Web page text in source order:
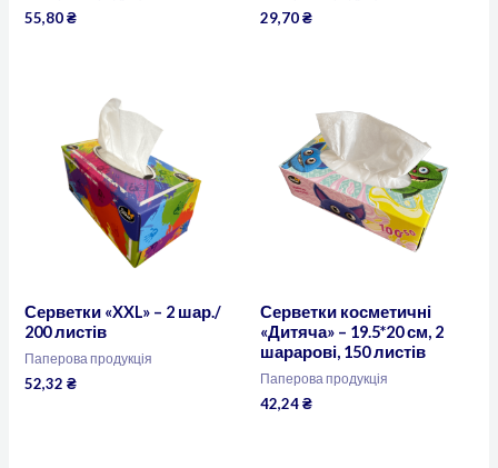
55,80₴ 29,70₴
Серветки «XXL» – 2 шар./
200 листів
Паперова продукція
52,32₴
Серветки косметичні
«Дитяча» – 19.5*20 см, 2
шарарові, 150 листів
Паперова продукція
42,24₴